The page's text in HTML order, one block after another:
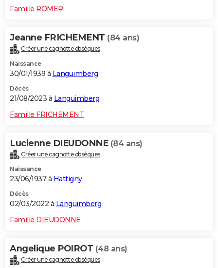
Famille ROMER
Jeanne FRICHEMENT (84 ans)
Créer une cagnotte obsèques
Naissance
30/01/1939 à Languimberg
Décès
21/08/2023 à Languimberg
Famille FRICHEMENT
Lucienne DIEUDONNE (84 ans)
Créer une cagnotte obsèques
Naissance
23/06/1937 à Hattigny
Décès
02/03/2022 à Languimberg
Famille DIEUDONNE
Angelique POIROT (48 ans)
Créer une cagnotte obsèques